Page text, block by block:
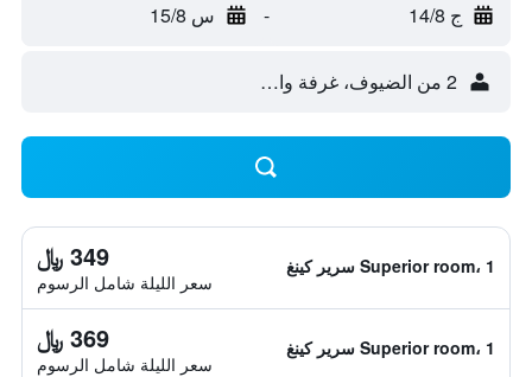
ج 14/8 - س 15/8
2 من الضيوف، غرفة واحدة
Superior room، 1 سرير كينغ 349 ﷼
سعر الليلة شامل الرسوم
Superior room، 1 سرير كينغ 369 ﷼
سعر الليلة شامل الرسوم